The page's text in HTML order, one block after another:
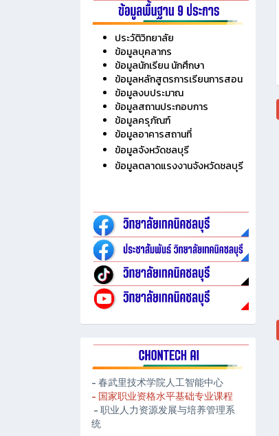
ประวัติวิทยาลัย
ข้อมูลบุคลากร
ข้อมูลนักเรียน นักศึกษา
ข้อมูลหลักสูตรการเรียนการสอน
ข้อมูลงบประมาณ
ข้อมูลสถานประกอบการ
ข้อมูลครุภัณฑ์
ข้อมูลอาคารสถานที่
ข้อมูลจังหวัดชลบุรี
ข้อมูลตลาดแรงงานจังหวัดชลบุรี
- 春武里技术学院人工智能中心
- 国家职业资格水平基础专业课程
- 职业人力资源发展与培养管理系
统